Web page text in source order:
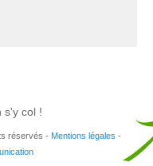
s'y col !
réservés - Mentions légales -